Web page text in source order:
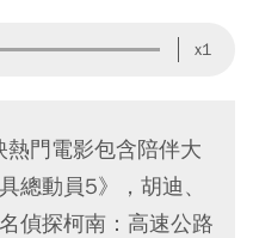
x1
門電影包含陪伴大
總動員5》，胡迪、
偵探柯南：高速公路